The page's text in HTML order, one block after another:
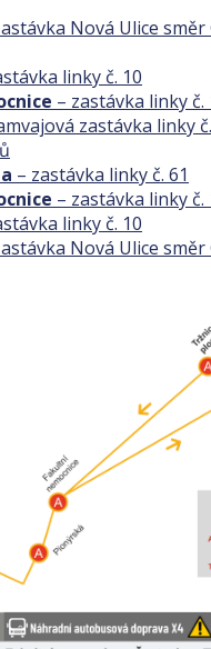
Nová Ulice
linky č. 10
– zastávka linky č.
zastávka linky
– zastávka linky č. 61
– zastávka linky č.
linky č. 10
Nová Ulice